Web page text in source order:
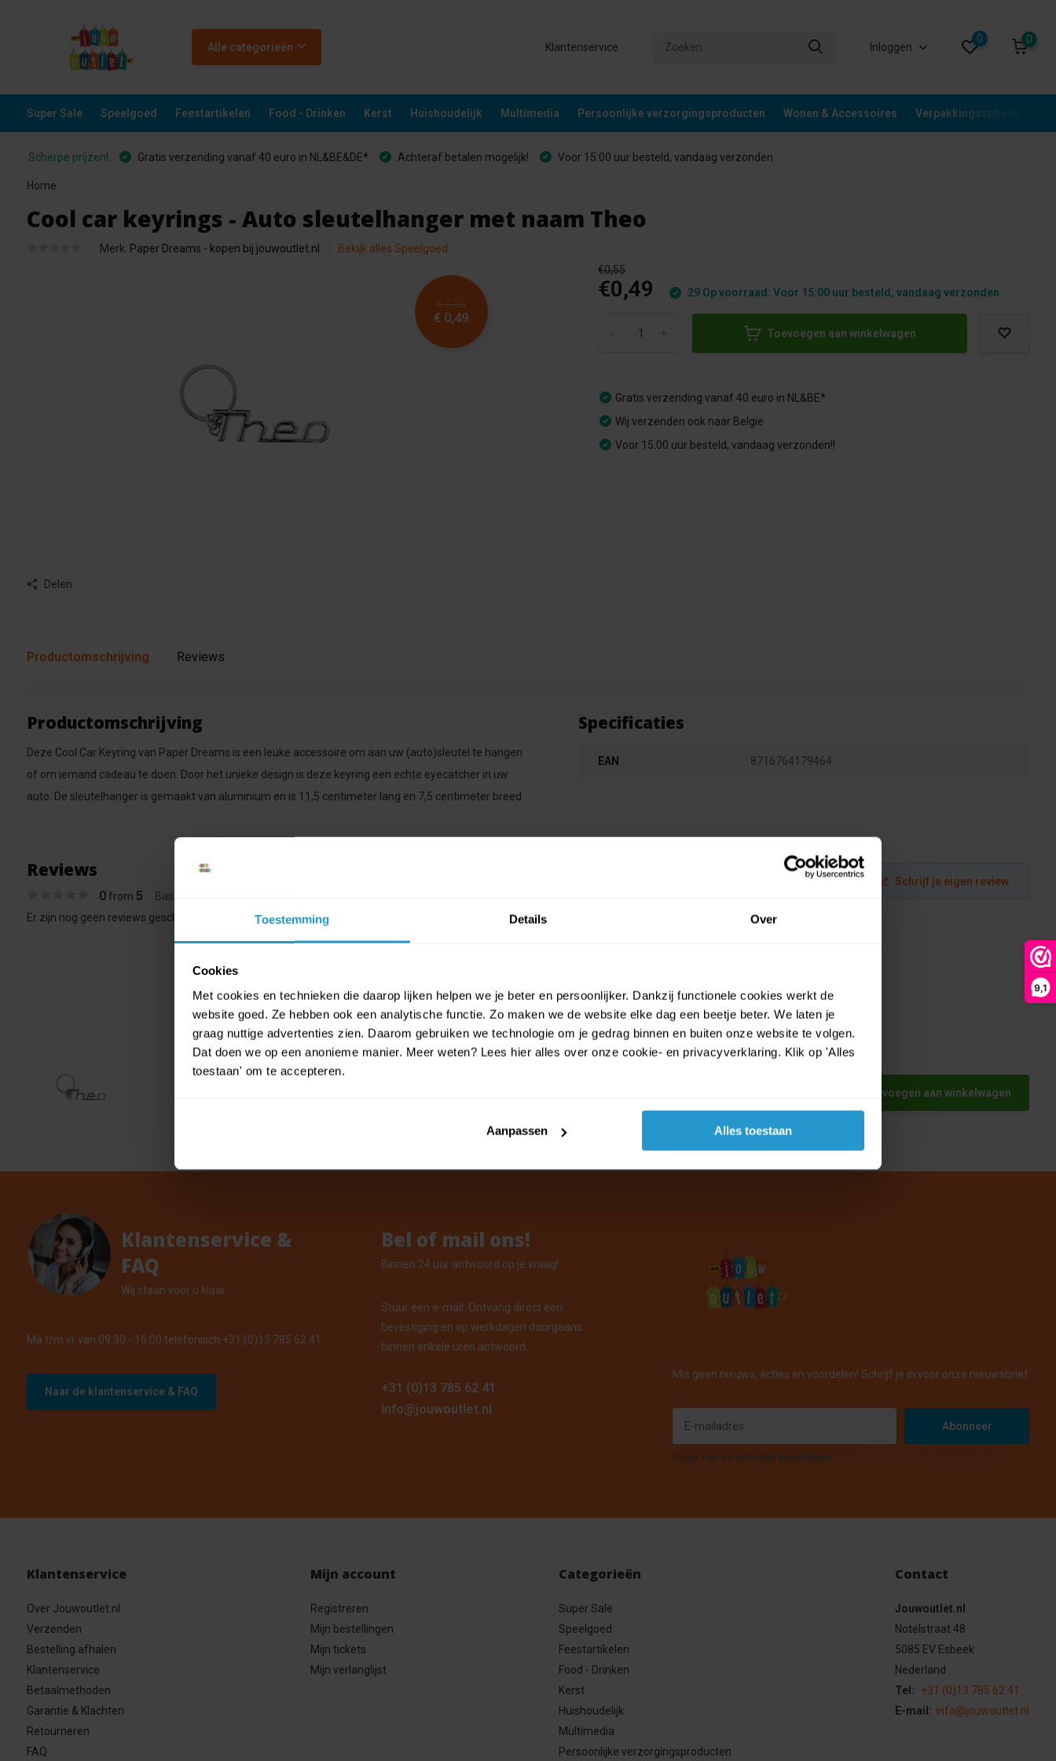
Toestemming Details Over
Cookies
Met cookies en technieken die daarop lijken helpen we je beter en persoonlijker. Dankzij functionele cookies werkt de
website goed. Ze hebben ook een analytische functie. Zo maken we de website elke dag een beetje beter. We laten je
graag nuttige advertenties zien. Daarom gebruiken we technologie om je gedrag binnen en buiten onze website te volgen.
Dat doen we op een anonieme manier. Meer weten? Lees hier alles over onze cookie- en privacyverklaring. Klik op 'Alles
toestaan' om te accepteren.
Aanpassen Alles toestaan
9,1
Alle categorieën Klantenservice Inloggen
0 0
Super Sale Speelgoed Feestartikelen Food - Drinken Kerst Huishoudelijk Multimedia Persoonlijke verzorgingsproducten Wonen & Accessoires Verpakkingsschade
Scherpe prijzen! Gratis verzending vanaf 40 euro in NL&BE&DE* Achteraf betalen mogelijk! Voor 15:00 uur besteld, vandaag verzonden
Home
Cool car keyrings - Auto sleutelhanger met naam Theo
Merk: Paper Dreams - kopen bij jouwoutlet.nl Bekijk alles Speelgoed
€ 0,55
€ 0,49
Delen
€0,55
€0,49 29 Op voorraad: Voor 15:00 uur besteld, vandaag verzonden
Toevoegen aan winkelwagen
Gratis verzending vanaf 40 euro in NL&BE*
Wij verzenden ook naar Belgie
Voor 15.00 uur besteld, vandaag verzonden!!
Productomschrijving Reviews
Productomschrijving
Deze Cool Car Keyring van Paper Dreams is een leuke accessoire om aan uw (auto)sleutel te hangen
of om iemand cadeau te doen. Door het unieke design is deze keyring een echte eyecatcher in uw
auto. De sleutelhanger is gemaakt van aluminium en is 11,5 centimeter lang en 7,5 centimeter breed.
Specificaties
EAN 8716764179464
Reviews
0from 5 Based on 0 reviews
Schrijf je eigen review
Er zijn nog geen reviews geschreven over dit product..
€ 0,55
Cool car keyrings - Auto sleutelhanger met
Toevoegen aan winkelwagen
Klantenservice &
FAQ
Wij staan voor u klaar.
Ma t/m vr van 09:30 - 16:00 telefonisch +31 (0)13 785 62 41
Naar de klantenservice & FAQ
Bel of mail ons!
Binnen 24 uur antwoord op je vraag!
Stuur een e-mail. Ontvang direct een
bevestiging en op werkdagen doorgaans
binnen enkele uren antwoord.
+31 (0)13 785 62 41
info@jouwoutlet.nl
Mis geen nieuws, acties en voordelen! Schrijf je in voor onze nieuwsbrief
Abonneer
* Lees hier de wettelijke beperkingen
Klantenservice
Over Jouwoutlet.nl
Verzenden
Bestelling afhalen
Klantenservice
Betaalmethoden
Garantie & Klachten
Retourneren
FAQ
Mijn account
Registreren
Mijn bestellingen
Mijn tickets
Mijn verlanglijst
Categorieën
Super Sale
Speelgoed
Feestartikelen
Food - Drinken
Kerst
Huishoudelijk
Multimedia
Persoonlijke verzorgingsproducten
Contact
Jouwoutlet.nl
Notelstraat 48
5085 EV Esbeek
Nederland
Tel:
+31 (0)13 785 62 41
E-mail: info@jouwoutlet.nl